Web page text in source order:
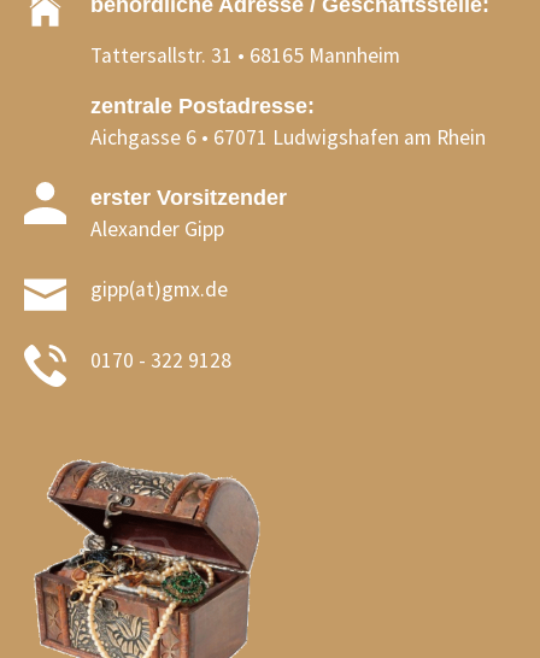
Tattersallstr. 31 • 68165 Mannheim
zentrale Postadresse:
Aichgasse 6 • 67071 Ludwigshafen am Rhein
erster Vorsitzender
Alexander Gipp
gipp(at)gmx.de
0170 - 322 9128